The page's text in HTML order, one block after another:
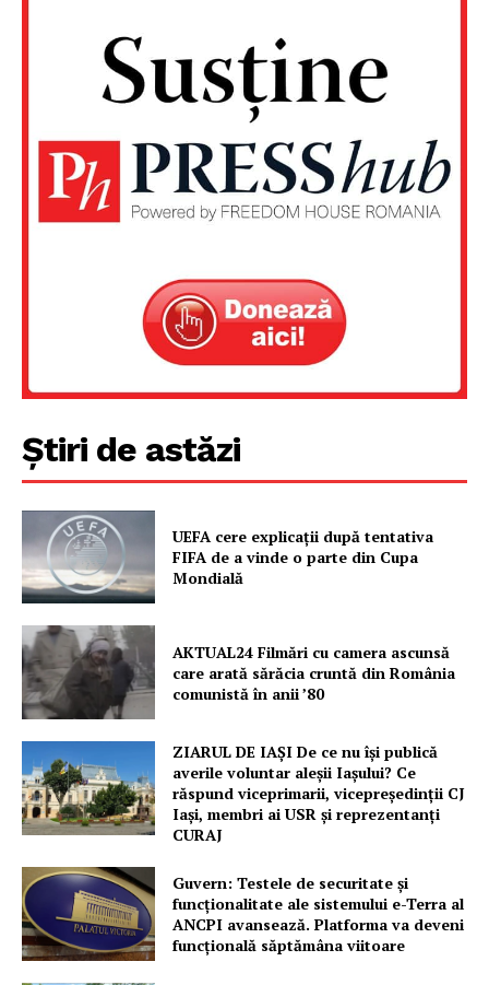
PRESShub
Despre noi / Echipa
Proiecte editoriale
Rețea
Știri de astăzi
UEFA cere explicații după tentativa
FIFA de a vinde o parte din Cupa
Mondială
AKTUAL24 Filmări cu camera ascunsă
care arată sărăcia cruntă din România
comunistă în anii ’80
ZIARUL DE IAȘI De ce nu își publică
averile voluntar aleșii Iașului? Ce
răspund viceprimarii, vicepreședinții CJ
Iași, membri ai USR și reprezentanți
CURAJ
Guvern: Testele de securitate și
funcționalitate ale sistemului e-Terra al
ANCPI avansează. Platforma va deveni
funcțională săptămâna viitoare